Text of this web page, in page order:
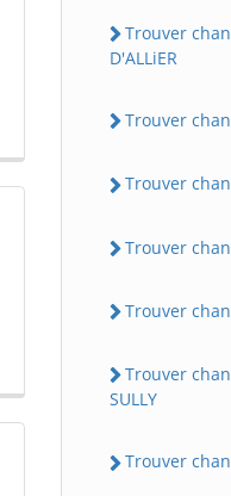
Trouver
D'ALLiER
Trouver
Trouver
Trouver
Trouver
Trouver
SULLY
Trouver